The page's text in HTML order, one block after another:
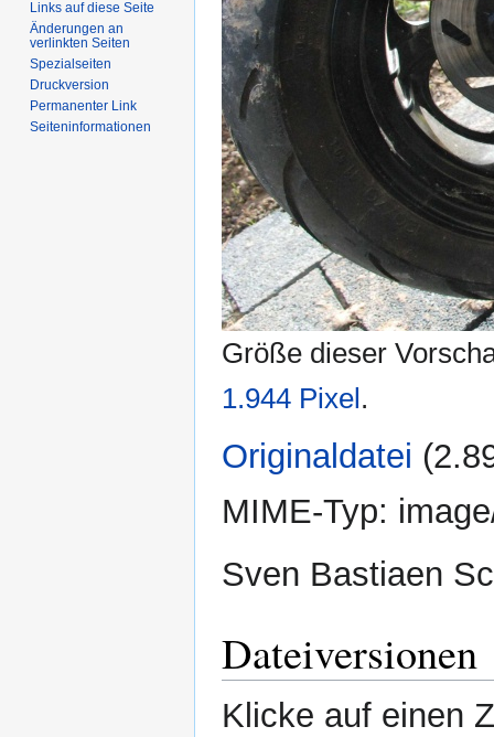
Größe dieser
1.944 Pixel.
Originaldatei
MIME-Typ:
Sven Bastiaen
Dateiversionen
Klicke auf einen
Links auf diese Seite
Änderungen an
verlinkten Seiten
Spezialseiten
Druckversion
Permanenter Link
Seiten­informationen